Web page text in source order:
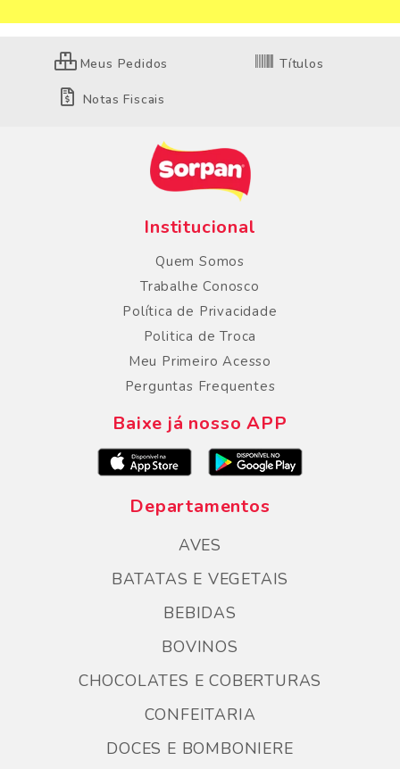
Meus Pedidos Títulos
Notas Fiscais
Institucional
Quem Somos
Trabalhe Conosco
Política de Privacidade
Politica de Troca
Meu Primeiro Acesso
Perguntas Frequentes
Baixe já nosso APP
Departamentos
AVES
BATATAS E VEGETAIS
BEBIDAS
BOVINOS
CHOCOLATES E COBERTURAS
CONFEITARIA
DOCES E BOMBONIERE